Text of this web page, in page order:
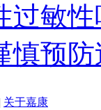
过敏
慎预
关于嘉康